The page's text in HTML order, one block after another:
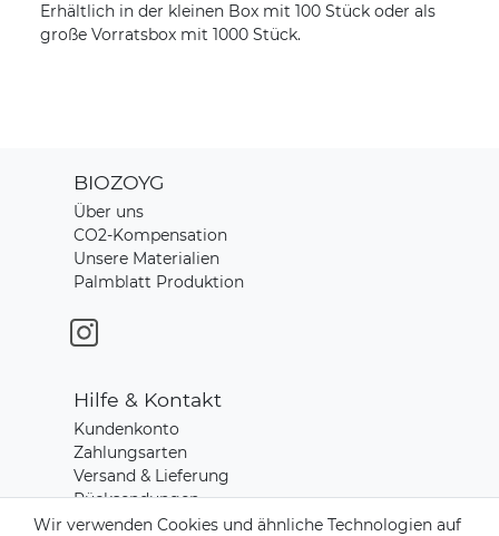
Erhältlich in der kleinen Box mit 100 Stück oder als
große Vorratsbox mit 1000 Stück.
BIOZOYG
Über uns
CO2-Kompensation
Unsere Materialien
Palmblatt Produktion
Hilfe & Kontakt
Kundenkonto
Zahlungsarten
Versand & Lieferung
Rücksendungen
Kontakt zu uns
Wir verwenden Cookies und ähnliche Technologien auf